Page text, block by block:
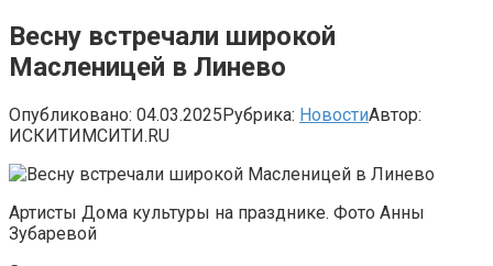
Весну встречали широкой
Масленицей в Линево
Опубликовано: 04.03.2025Рубрика: НовостиАвтор:
ИСКИТИМСИТИ.RU
Артисты Дома культуры на празднике. Фото Анны
Зубаревой